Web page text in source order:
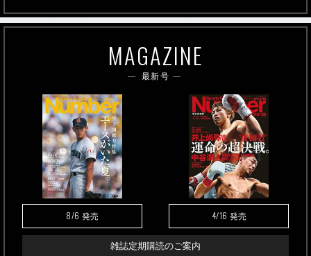
MAGAZINE
最新号
8/6 発売 4/16 発売
雑誌定期購読のご案内